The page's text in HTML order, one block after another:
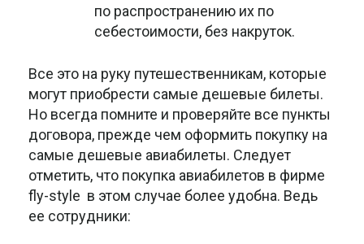
по распространению их по
себестоимости, без накруток.
Все это на руку путешественникам, которые
могут приобрести самые дешевые билеты.
Но всегда помните и проверяйте все пункты
договора, прежде чем оформить покупку на
самые дешевые авиабилеты. Следует
отметить, что покупка авиабилетов в фирме
fly-style в этом случае более удобна. Ведь
ее сотрудники: